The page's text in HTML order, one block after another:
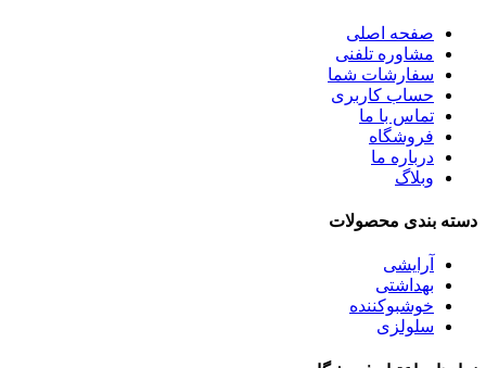
صفحه اصلی
مشاوره تلفنی
سفارشات شما
حساب کاربری
تماس با ما
فروشگاه
درباره ما
وبلاگ
دسته بندی محصولات
آرایشی
بهداشتی
خوشبوکننده
سلولزی